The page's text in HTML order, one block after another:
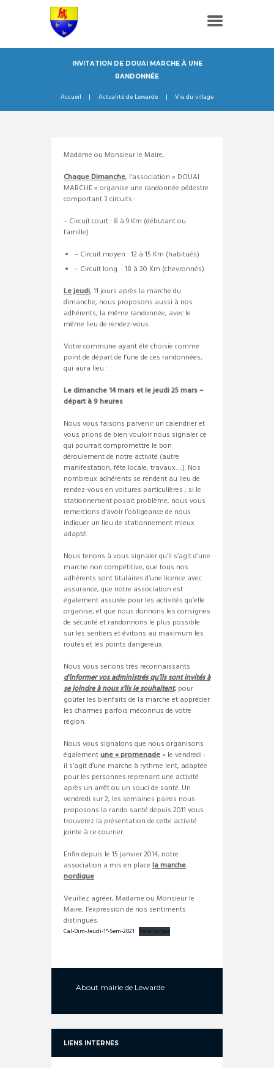
INVITATION DE DOUAI MARCHE À UNE
RANDONNÉE
Accueil Actualité de Lewarde Vie du village
Madame ou Monsieur le Maire,
Chaque Dimanche, l’association « DOUAI
MARCHE » organise une randonnée pédestre
comportant 3 circuits :
– Circuit court : 8 à 9 Km (débutant ou
famille)
– Circuit moyen : 12 à 15 Km (habitués)
– Circuit long : 18 à 20 Km (chevronnés).
Le jeudi, 11 jours après la marche du
dimanche, nous proposons aussi à nos
adhérents, la même randonnée, avec le
même lieu de rendez-vous.
Votre commune ayant été choisie comme
point de départ de l’une de ces randonnées,
qui aura lieu :
Le dimanche 14 mars et le jeudi 25 mars –
départ à 9 heures
Nous vous faisons parvenir un calendrier et
vous prions de bien vouloir nous signaler ce
qui pourrait compromettre le bon
déroulement de notre activité (autre
manifestation, fête locale, travaux….). Nos
nombreux adhérents se rendent au lieu de
rendez-vous en voitures particulières ; si le
stationnement posait problème, nous vous
remercions d’avoir l’obligeance de nous
indiquer un lieu de stationnement mieux
adapté.
Nous tenons à vous signaler qu’il s’agit d’une
marche non compétitive, que tous nos
adhérents sont titulaires d’une licence avec
assurance, que notre association est
également assurée pour les activités qu’elle
organise, et que nous donnons les consignes
de sécurité et randonnons le plus possible
sur les sentiers et évitons au maximum les
routes et les points dangereux.
Nous vous serions très reconnaissants
d’informer vos administrés qu’ils sont invités à
se joindre à nous s’ils le souhaitent, pour
goûter les bienfaits de la marche et apprécier
les charmes parfois méconnus de votre
région.
Nous vous signalons que nous organisons
égalementune « promenade» le vendredi :
il s’agit d’une marche à rythme lent, adaptée
pour les personnes reprenant une activité
après un arrêt ou un souci de santé. Un
vendredi sur 2, les semaines paires nous
proposons la rando santé depuis 2011 vous
trouverez la présentation de cette activité
jointe à ce courrier.
Enfin depuis le 15 janvier 2014, notre
association a mis en place la marche
nordique
Veuillez agréer, Madame ou Monsieur le
Maire, l’expression de nos sentiments
distingués.
Cal-Dim-Jeudi-1°-Sem-2021 Télécharger
About mairie de Lewarde
LIENS INTERNES